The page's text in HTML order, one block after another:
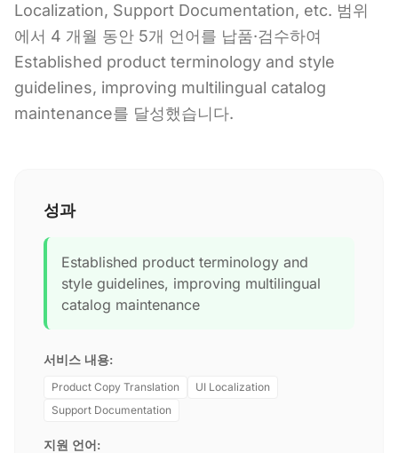
Localization, Support Documentation, etc. 범위
에서 4 개월 동안 5개 언어를 납품·검수하여
Established product terminology and style
guidelines, improving multilingual catalog
maintenance를 달성했습니다.
성과
Established product terminology and
style guidelines, improving multilingual
catalog maintenance
서비스 내용:
Product Copy Translation
UI Localization
Support Documentation
지원 언어: